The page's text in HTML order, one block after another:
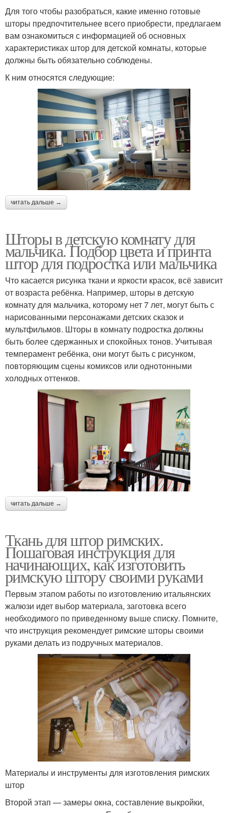
Для того чтобы разобраться, какие именно готовые
шторы предпочтительнее всего приобрести, предлагаем
вам ознакомиться с информацией об основных
характеристиках штор для детской комнаты, которые
должны быть обязательно соблюдены.
К ним относятся следующие:
читать дальше →
Шторы в детскую комнату для
мальчика. Подбор цвета и принта
штор для подростка или мальчика
Что касается рисунка ткани и яркости красок, всё зависит
от возраста ребёнка. Например, шторы в детскую
комнату для мальчика, которому нет 7 лет, могут быть с
нарисованными персонажами детских сказок и
мультфильмов. Шторы в комнату подростка должны
быть более сдержанных и спокойных тонов. Учитывая
темперамент ребёнка, они могут быть с рисунком,
повторяющим сцены комиксов или однотонными
холодных оттенков.
читать дальше →
Ткань для штор римских.
Пошаговая инструкция для
начинающих, как изготовить
римскую штору своими руками
Первым этапом работы по изготовлению итальянских
жалюзи идет выбор материала, заготовка всего
необходимого по приведенному выше списку. Помните,
что инструкция рекомендует римские шторы своими
руками делать из подручных материалов.
Материалы и инструменты для изготовления римских
штор
Второй этап — замеры окна, составление выкройки,